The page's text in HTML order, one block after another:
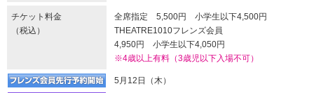
チケット料金
（税込）
全席指定 5,500円 小学生以下4,500円
THEATRE1010フレンズ会員
4,950円 小学生以下4,050円
※4歳以上有料（3歳児以下入場不可）
5月12日（木）